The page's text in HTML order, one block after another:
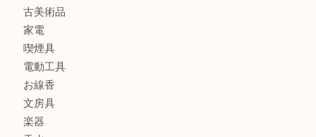
切手
商品券
金券
鉄道模型
テレホンカード
株主優待券
ハガキ